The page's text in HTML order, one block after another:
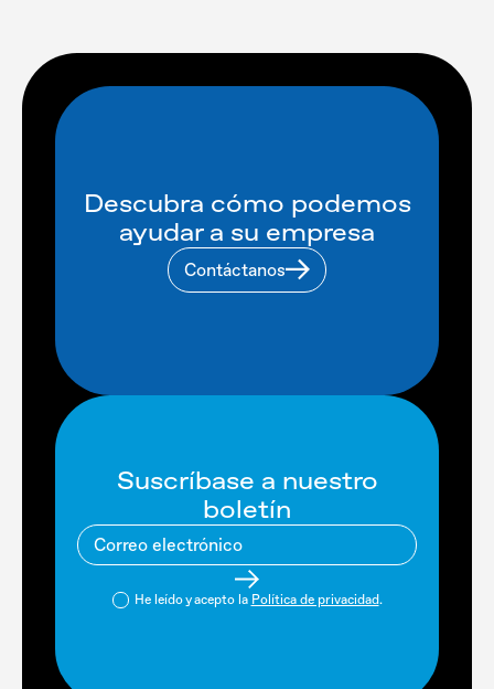
Descubra cómo podemos
ayudar a su empresa
Contáctanos
Suscríbase a nuestro
boletín
He leído y acepto la Política de privacidad.